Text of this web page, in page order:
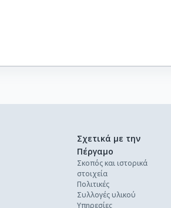
Σχετικά με την
Πέργαμο
Σκοπός και ιστορικά
στοιχεία
Πολιτικές
Συλλογές υλικού
Υπηρεσίες